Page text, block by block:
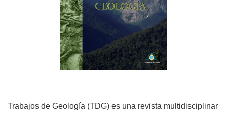
Trabajos de Geología (TDG) es una revista multidisciplinar